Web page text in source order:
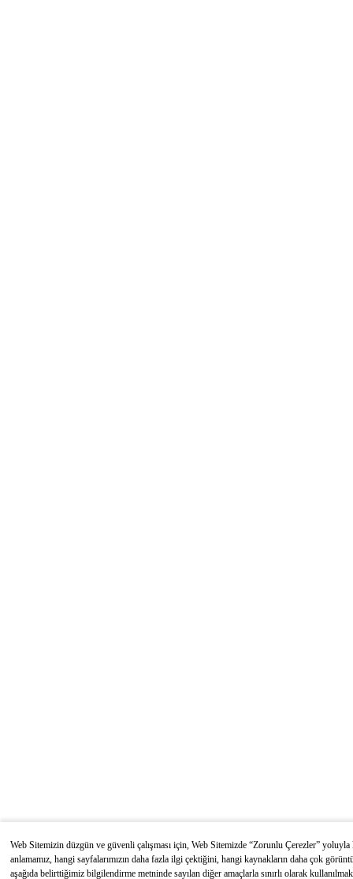
Web Sitemizin düzgün ve güvenli çalışması için, Web Sitemizde “Zorunlu Çerezler”
anlamamız, hangi sayfalarımızın daha fazla ilgi çektiğini, hangi kaynakların daha çok
aşağıda belirttiğimiz bilgilendirme metninde sayılan diğer amaçlarla sınırlı olarak